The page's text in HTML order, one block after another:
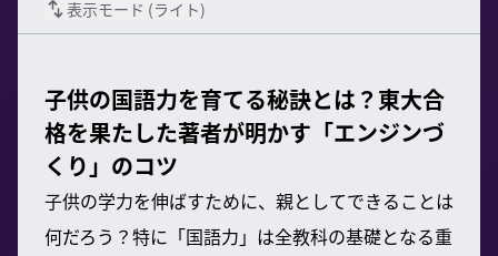
表示モード (ライト)
子供の国語力を育てる秘訣とは？東大合
格を果たした著者が明かす「エンジンづ
くり」のコツ
子供の学力を伸ばすために、親としてできることは
何だろう？特に「国語力」は全教科の基礎となる重